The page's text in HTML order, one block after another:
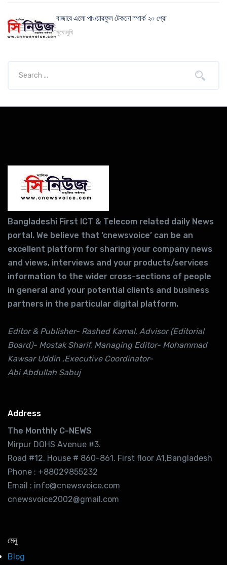
বাজারে এলো পাওয়ারফুল টেকনো স্পার্ক ২০ প্রো
মুখোমুখি
Bangladeshi First ICT & Telecom related daily News
portal. We believe that ‘cnewsvoice’ can be an
excellent platform for sharing your company news
and views, interviews and your products/services
information to the wider cross-sections of people
in general and your potential clients and business
partners in the particular digital platform.
Editor & Publisher- Rashed Kamal, Advisor (Editorial
Board)- Mostak Sharif, Managing Editor- Mohammad
Kawsar Uddin ,Executive Coordinator-
Abi Abdullah Sabuj
Address
The Monthly C-NEWS
Mirpur DOHS Avenue #3.
Road #12. House # 860-861. First floor A1,Bangladesh
Phone : +88029855232
Email : info@cnewsvoice.com
cnewsvoice2002@gmail.com
মেনু
Blog